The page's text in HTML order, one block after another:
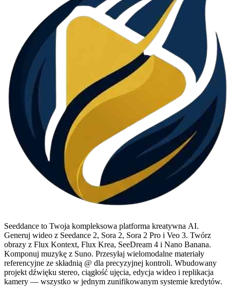
Seeddance to Twoja kompleksowa platforma kreatywna AI.
Generuj wideo z Seedance 2, Sora 2, Sora 2 Pro i Veo 3. Twórz
obrazy z Flux Kontext, Flux Krea, SeeDream 4 i Nano Banana.
Komponuj muzykę z Suno. Przesyłaj wielomodalne materiały
referencyjne ze składnią @ dla precyzyjnej kontroli. Wbudowany
projekt dźwięku stereo, ciągłość ujęcia, edycja wideo i replikacja
kamery — wszystko w jednym zunifikowanym systemie kredytów.